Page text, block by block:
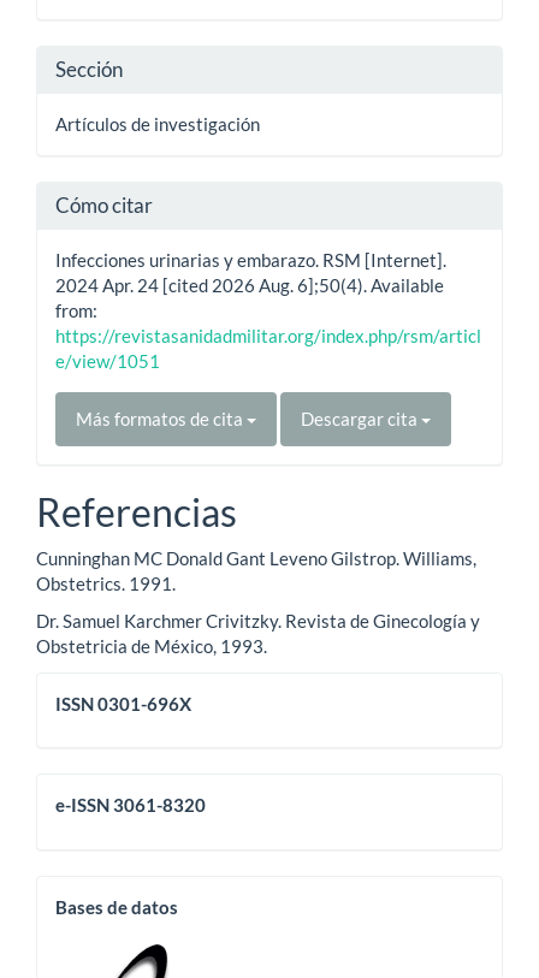
Sección
Artículos de investigación
Cómo citar
Infecciones urinarias y embarazo. RSM [Internet].
2024 Apr. 24 [cited 2026 Aug. 6];50(4). Available
from:
https://revistasanidadmilitar.org/index.php/rsm/articl
e/view/1051
Más formatos de cita Descargar cita
Referencias
Cunninghan MC Donald Gant Leveno Gilstrop. Williams,
Obstetrics. 1991.
Dr. Samuel Karchmer Crivitzky. Revista de Ginecología y
Obstetricia de México, 1993.
issn
ISSN 0301-696X
eissn
e-ISSN 3061-8320
base
Bases de datos